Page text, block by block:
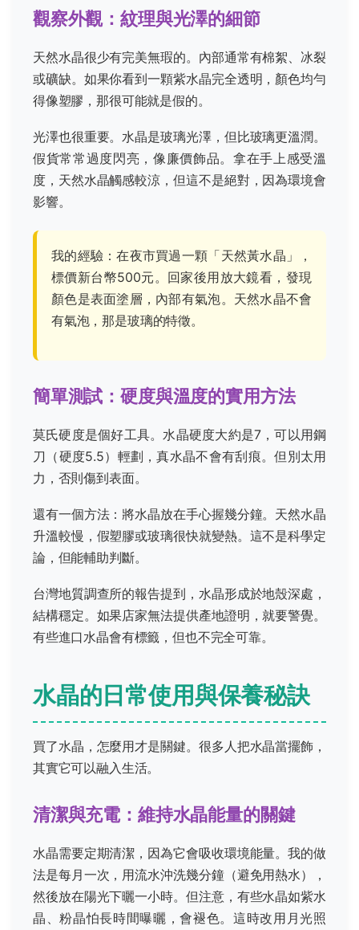
觀察外觀：紋理與光澤的細節
天然水晶很少有完美無瑕的。內部通常有棉絮、冰裂
或礦缺。如果你看到一顆紫水晶完全透明，顏色均勻
得像塑膠，那很可能就是假的。
光澤也很重要。水晶是玻璃光澤，但比玻璃更溫潤。
假貨常常過度閃亮，像廉價飾品。拿在手上感受溫
度，天然水晶觸感較涼，但這不是絕對，因為環境會
影響。
我的經驗：在夜市買過一顆「天然黃水晶」，
標價新台幣500元。回家後用放大鏡看，發現
顏色是表面塗層，內部有氣泡。天然水晶不會
有氣泡，那是玻璃的特徵。
簡單測試：硬度與溫度的實用方法
莫氏硬度是個好工具。水晶硬度大約是7，可以用鋼
刀（硬度5.5）輕劃，真水晶不會有刮痕。但別太用
力，否則傷到表面。
還有一個方法：將水晶放在手心握幾分鐘。天然水晶
升溫較慢，假塑膠或玻璃很快就變熱。這不是科學定
論，但能輔助判斷。
台灣地質調查所的報告提到，水晶形成於地殼深處，
結構穩定。如果店家無法提供產地證明，就要警覺。
有些進口水晶會有標籤，但也不完全可靠。
水晶的日常使用與保養秘訣
買了水晶，怎麼用才是關鍵。很多人把水晶當擺飾，
其實它可以融入生活。
清潔與充電：維持水晶能量的關鍵
水晶需要定期清潔，因為它會吸收環境能量。我的做
法是每月一次，用流水沖洗幾分鐘（避免用熱水），
然後放在陽光下曬一小時。但注意，有些水晶如紫水
晶、粉晶怕長時間曝曬，會褪色。這時改用月光照